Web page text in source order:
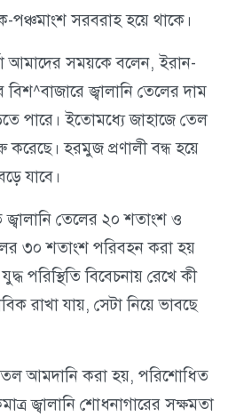
পঞ্চমাংশ সরবরাহ হয়ে থাকে।
আমাদের সময়কে বলেন, ইরান-
জ্বালানি তেলের দাম
পারে। ইতোমধ্যে জাহাজে তেল
হরমুজ প্রণালী বন্ধ হয়ে
যাবে।
তেলের ২০ শতাংশ ও
৩০ শতাংশ পরিবহন করা হয়
পরিস্থিতি বিবেচনায় রেখে কী
রাখা যায়, সেটা নিয়ে ভাবছে
আমদানি করা হয়, পরিশোধিত
জ্বালানি শোধনাগারের সক্ষমতা